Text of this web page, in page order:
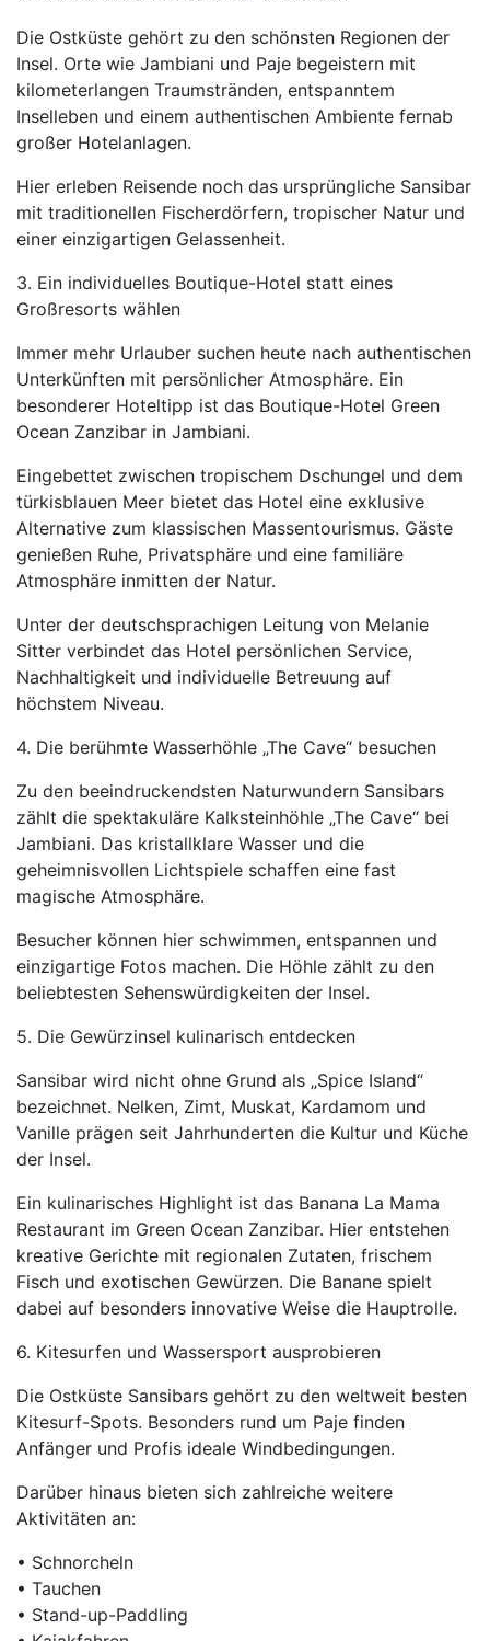
Die Ostküste gehört zu den schönsten Regionen der
Insel. Orte wie Jambiani und Paje begeistern mit
kilometerlangen Traumstränden, entspanntem
Inselleben und einem authentischen Ambiente fernab
großer Hotelanlagen.
Hier erleben Reisende noch das ursprüngliche Sansibar
mit traditionellen Fischerdörfern, tropischer Natur und
einer einzigartigen Gelassenheit.
3. Ein individuelles Boutique-Hotel statt eines
Großresorts wählen
Immer mehr Urlauber suchen heute nach authentischen
Unterkünften mit persönlicher Atmosphäre. Ein
besonderer Hoteltipp ist das Boutique-Hotel Green
Ocean Zanzibar in Jambiani.
Eingebettet zwischen tropischem Dschungel und dem
türkisblauen Meer bietet das Hotel eine exklusive
Alternative zum klassischen Massentourismus. Gäste
genießen Ruhe, Privatsphäre und eine familiäre
Atmosphäre inmitten der Natur.
Unter der deutschsprachigen Leitung von Melanie
Sitter verbindet das Hotel persönlichen Service,
Nachhaltigkeit und individuelle Betreuung auf
höchstem Niveau.
4. Die berühmte Wasserhöhle „The Cave“ besuchen
Zu den beeindruckendsten Naturwundern Sansibars
zählt die spektakuläre Kalksteinhöhle „The Cave“ bei
Jambiani. Das kristallklare Wasser und die
geheimnisvollen Lichtspiele schaffen eine fast
magische Atmosphäre.
Besucher können hier schwimmen, entspannen und
einzigartige Fotos machen. Die Höhle zählt zu den
beliebtesten Sehenswürdigkeiten der Insel.
5. Die Gewürzinsel kulinarisch entdecken
Sansibar wird nicht ohne Grund als „Spice Island“
bezeichnet. Nelken, Zimt, Muskat, Kardamom und
Vanille prägen seit Jahrhunderten die Kultur und Küche
der Insel.
Ein kulinarisches Highlight ist das Banana La Mama
Restaurant im Green Ocean Zanzibar. Hier entstehen
kreative Gerichte mit regionalen Zutaten, frischem
Fisch und exotischen Gewürzen. Die Banane spielt
dabei auf besonders innovative Weise die Hauptrolle.
6. Kitesurfen und Wassersport ausprobieren
Die Ostküste Sansibars gehört zu den weltweit besten
Kitesurf-Spots. Besonders rund um Paje finden
Anfänger und Profis ideale Windbedingungen.
Darüber hinaus bieten sich zahlreiche weitere
Aktivitäten an:
• Schnorcheln
• Tauchen
• Stand-up-Paddling